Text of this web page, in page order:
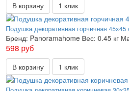
В корзину 1 клик
Подушка декоративная горчичная
Бренд: Panoramahome Вес: 0.45 кг
598 руб
В корзину 1 клик